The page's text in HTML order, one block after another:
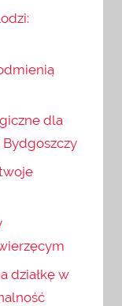
dla
działkę w